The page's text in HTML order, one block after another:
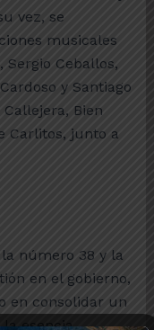
vez, se
musicales
Sergio Ceballos,
y Santiago
Bien
Carlitos, junto a
número 38 y la
en el gobierno,
en consolidar un
esencia